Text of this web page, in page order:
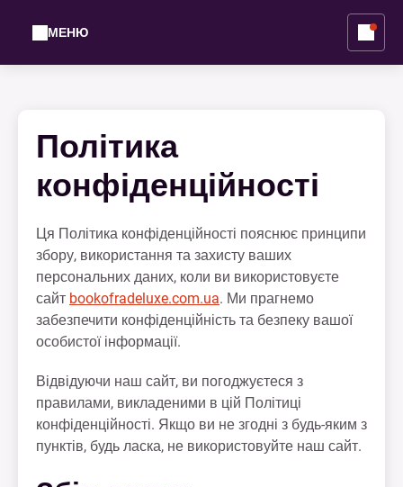
МЕНЮ
Політика
конфіденційності
Ця Політика конфіденційності пояснює принципи
збору, використання та захисту ваших
персональних даних, коли ви використовуєте
сайт bookofradeluxe.com.ua. Ми прагнемо
забезпечити конфіденційність та безпеку вашої
особистої інформації.
Відвідуючи наш сайт, ви погоджуєтеся з
правилами, викладеними в цій Політиці
конфіденційності. Якщо ви не згодні з будь-яким з
пунктів, будь ласка, не використовуйте наш сайт.